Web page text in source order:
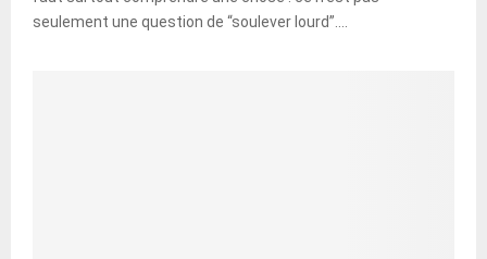
seulement une question de “soulever lourd”....